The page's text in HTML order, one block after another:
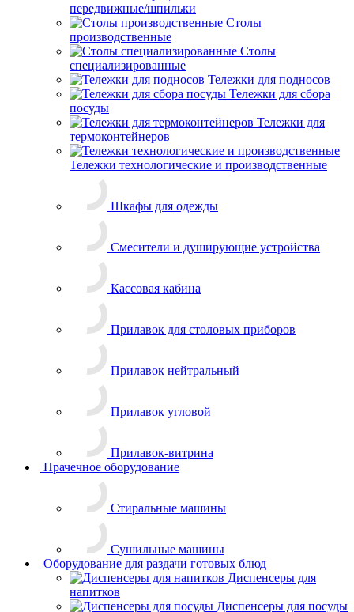
Кассовая кабина
Прилавок для столовых приборов
Прилавок нейтральный
Прилавок угловой
Прачечное оборудование
Стиральные машины
Сушильные машины
Оборудование для раздачи готовых блюд
Диспенсеры для
напитков
Подогреватели блюд
Салат-бары
Линии раздачи
Мармиты
Комплектующие для линий раздачи и салат-баров
Будьте в курсе наших акций и новостей
Подписаться
Задать вопрос
Оставить отзыв